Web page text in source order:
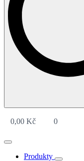
0,00 Kč 0
Produkty